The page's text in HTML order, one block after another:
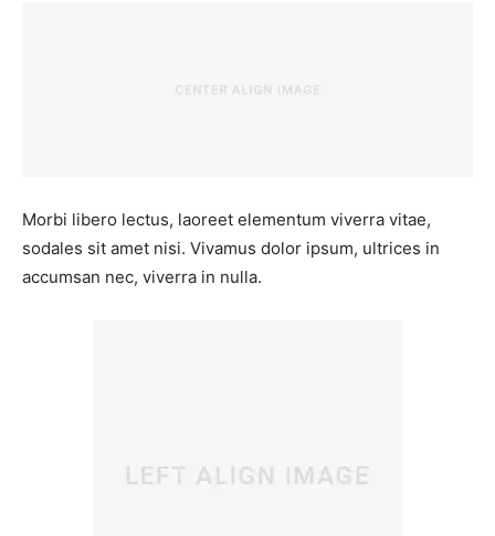
Morbi libero lectus, laoreet elementum viverra vitae,
sodales sit amet nisi. Vivamus dolor ipsum, ultrices in
accumsan nec, viverra in nulla.